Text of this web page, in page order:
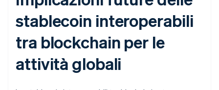
stablecoin interoperabili
tra blockchain per le
attività globali